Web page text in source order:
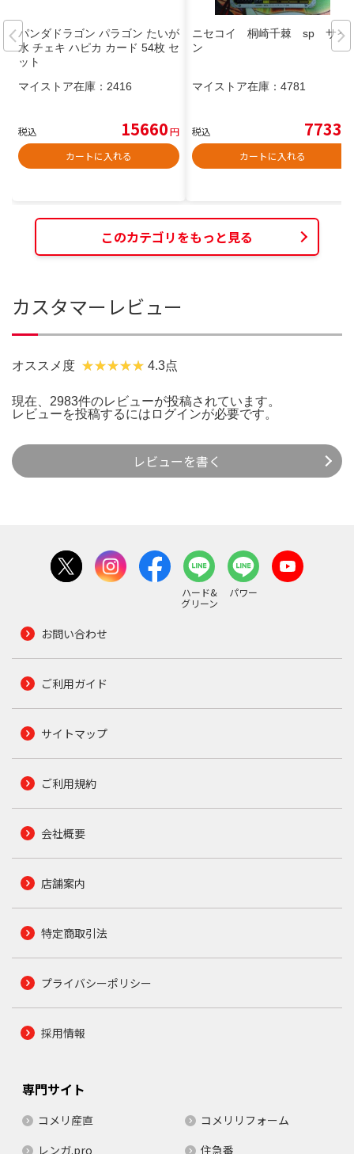
パンダドラゴン パラゴン たいが
水 チェキ ハピカ カード 54枚 セ
ット
マイストア在庫： 2416
税込 15660円
カートに入れる
ニセコイ 桐崎千棘 sp サイ
ン
マイストア在庫： 4781
税込 7733
カートに入れる
このカテゴリをもっと見る
カスタマーレビュー
オススメ度 4.3点
現在、2983件のレビューが投稿されています。
レビューを投稿するには ログインが必要です。
レビューを書く
ハード&
グリーン
パワー
お問い合わせ
ご利用ガイド
サイトマップ
ご利用規約
会社概要
店舗案内
特定商取引法
プライバシーポリシー
採用情報
専門サイト
コメリ産直
コメリリフォーム
レンガ.pro
住急番